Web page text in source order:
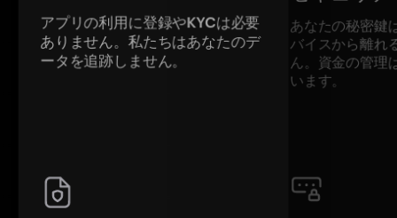
アプリの利用に登録やKYCは必要
ありません。私たちはあなたのデ
ータを追跡しません。
あなたの秘密鍵
バイスから離れ
ん。資金の管理
います。